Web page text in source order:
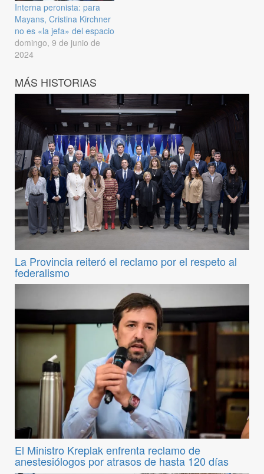
Interna peronista: para
Mayans, Cristina Kirchner
no es «la jefa» del espacio
domingo, 9 de junio de
2024
MÁS HISTORIAS
La Provincia reiteró el reclamo por el respeto al
federalismo
El Ministro Kreplak enfrenta reclamo de
anestesiólogos por atrasos de hasta 120 días